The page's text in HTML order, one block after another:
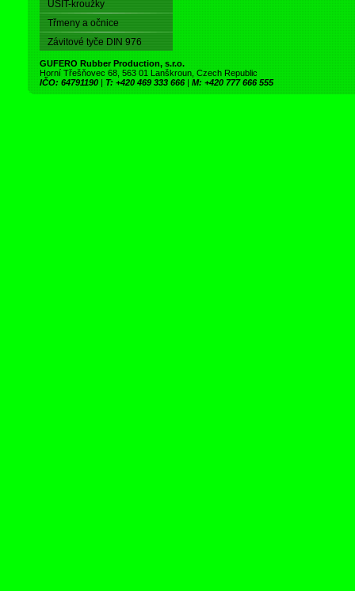
USIT-kroužky
Třmeny a očnice
Závitové tyče DIN 976
GUFERO Rubber Production, s.r.o.
Horní Třešňovec 68, 563 01 Lanškroun, Czech Republic
IČO: 64791190 | T: +420 469 333 666 | M: +420 777 666 555